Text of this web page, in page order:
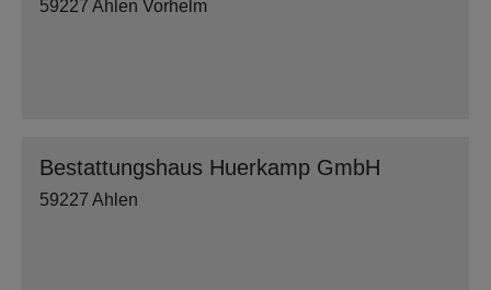
59227 Ahlen Vorhelm
Bestattungshaus Huerkamp GmbH
59227 Ahlen